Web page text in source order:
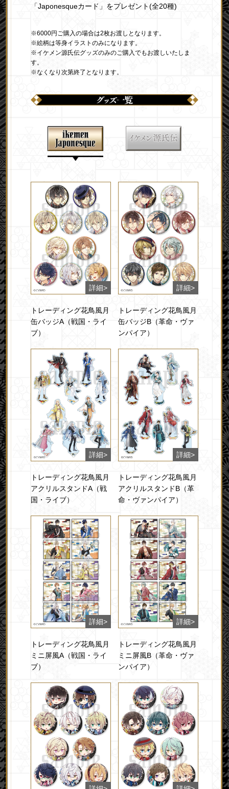
「Japonesqueカード」をプレゼント(全20種)
※6000円ご購入の場合は2枚お渡しとなります。
※絵柄は等身イラストのみになります。
※イケメン源氏伝グッズのみのご購入でもお渡しいたしま
す。
※なくなり次第終了となります。
トレーディング花鳥風月
缶バッジA（戦国・ライ
ブ）
トレーディング花鳥風月
缶バッジB（革命・ヴァ
ンパイア）
トレーディング花鳥風月
アクリルスタンドA（戦
国・ライブ）
トレーディング花鳥風月
アクリルスタンドB（革
命・ヴァンパイア）
トレーディング花鳥風月
ミニ屏風A（戦国・ライ
ブ）
トレーディング花鳥風月
ミニ屏風B（革命・ヴァ
ンパイア）